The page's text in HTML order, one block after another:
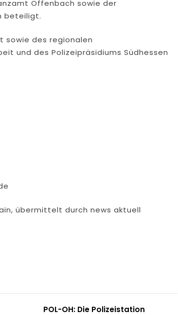
Offenbach sowie der
beteiligt.
sowie des regionalen
und des Polizeipräsidiums Südhessen
übermittelt durch news aktuell
POL-OH: Die Polizeistation